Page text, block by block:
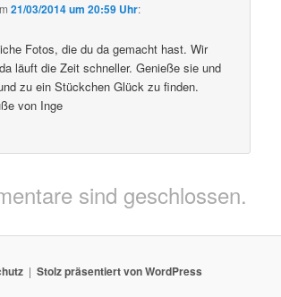
21/03/2014 um 20:59 Uhr:
Fotos, die du da gemacht hast. Wir
läuft die Zeit schneller. Genieße sie und
zu ein Stückchen Glück zu finden.
von Inge
sind geschlossen.
Stolz präsentiert von WordPress